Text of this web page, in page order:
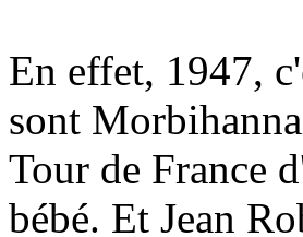
En effet, 1947,
sont
Tour de France
bébé. Et Jean